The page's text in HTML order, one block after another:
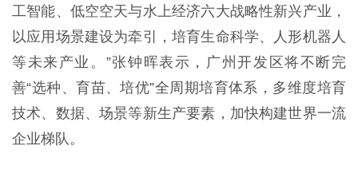
工智能、低空空天与水上经济六大战略性新兴产业，
以应用场景建设为牵引，培育生命科学、人形机器人
等未来产业。”张钟晖表示，广州开发区将不断完
善“选种、育苗、培优”全周期培育体系，多维度培育
技术、数据、场景等新生产要素，加快构建世界一流
企业梯队。